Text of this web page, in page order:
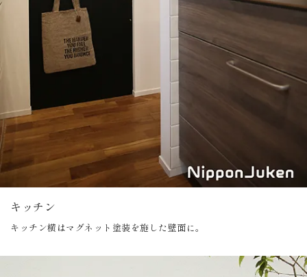
キッチン
キッチン横はマグネット塗装を施した壁面に。